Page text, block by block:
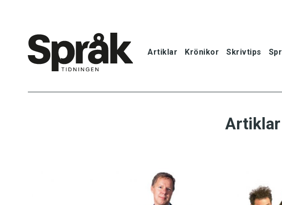
Artiklar Krönikor Skrivtips
Skrivtips